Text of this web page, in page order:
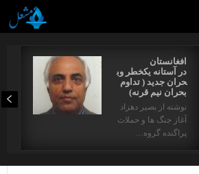
افغانستان
در آستانه یکخطر وب
حران جدید ( تداوم
بحران نیم قرنه)
نوشته از بصیر دهزاد
آغاز جنگ ها و حملات
پراگنده گروه…